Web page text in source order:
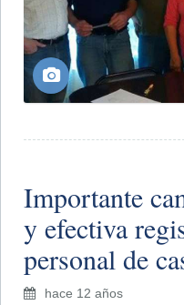
Importante
y efectiva
personal de
hace 12 años